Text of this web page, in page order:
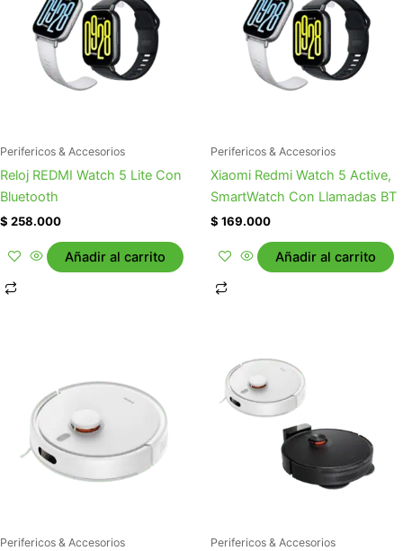
Perifericos & Accesorios
Reloj REDMI Watch 5 Lite Con
Bluetooth
$ 258.000
Añadir al carrito
Perifericos & Accesorios
Xiaomi Redmi Watch 5 Active,
SmartWatch Con Llamadas BT
$ 169.000
Añadir al carrito
Perifericos & Accesorios Perifericos & Accesorios